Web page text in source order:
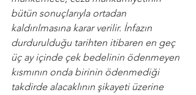
bütün sonuçlarıyla ortadan
kaldırılmasına karar verilir. İnfazın
durdurulduğu tarihten itibaren en geç
üç ay içinde çek bedelinin ödenmeyen
kısmının onda birinin ödenmediği
takdirde alacaklının şikayeti üzerine